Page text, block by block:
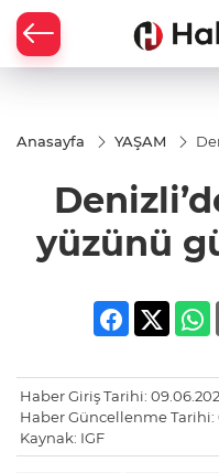
Anasayfa YAŞAM
yüzünü
Haber Giriş Tarihi:
Haber Güncellenme Tarihi:
Kaynak: IGF